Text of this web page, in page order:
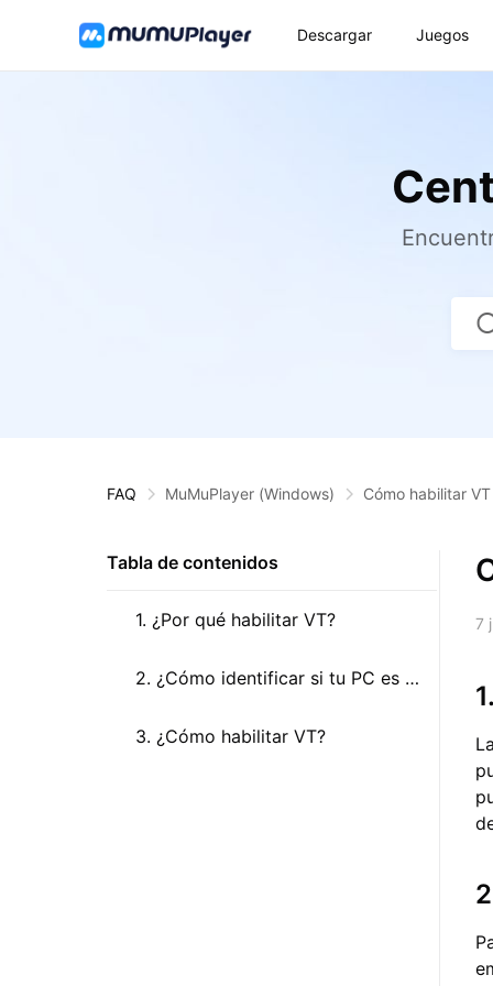
Descargar Juegos
FAQ MuMuPlayer (Windows) Cómo habilitar VT
Tabla de contenidos
1. ¿Por qué habilitar VT?
2. ¿Cómo identificar si tu PC es c
ompatible con VT?
3. ¿Cómo habilitar VT?
7